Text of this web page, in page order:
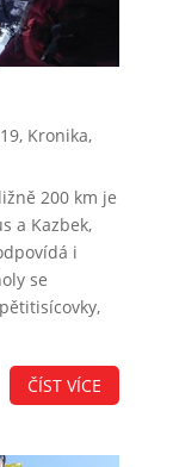
, Kronika,
200 km je
a Kazbek,
i
se
ČÍST VÍCE